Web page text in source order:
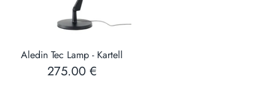
Aledin Tec Lamp - Kartell
275.00 €